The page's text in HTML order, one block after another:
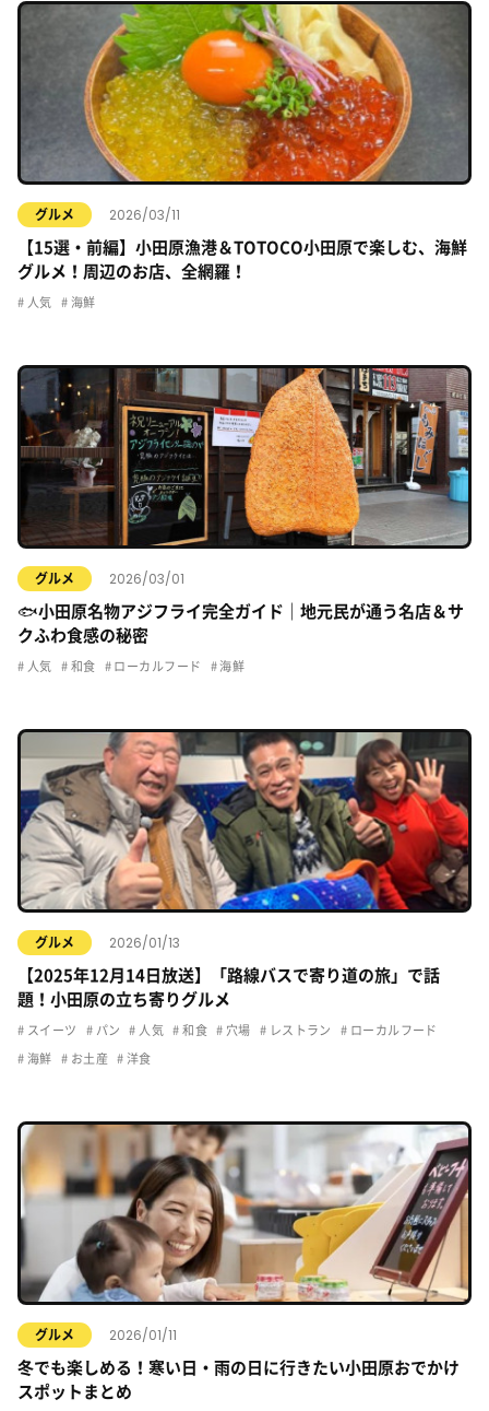
グルメ 2026/03/11
【15選・前編】小田原漁港＆TOTOCO小田原で楽しむ、海鮮
グルメ！周辺のお店、全網羅！
人気 海鮮
グルメ 2026/03/01
🐟小田原名物アジフライ完全ガイド｜地元民が通う名店＆サ
クふわ食感の秘密
人気 和食 ローカルフード 海鮮
グルメ 2026/01/13
【2025年12月14日放送】「路線バスで寄り道の旅」で話
題！小田原の立ち寄りグルメ
スイーツ パン 人気 和食 穴場 レストラン ローカルフード
海鮮 お土産 洋食
グルメ 2026/01/11
冬でも楽しめる！寒い日・雨の日に行きたい小田原おでかけ
スポットまとめ